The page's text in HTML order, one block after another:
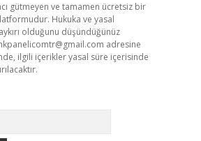
gütmeyen ve tamamen ücretsiz bir
Hukuka ve yasal
olduğunu düşündüğünüz
adresine
ilgili içerikler yasal süre içerisinde